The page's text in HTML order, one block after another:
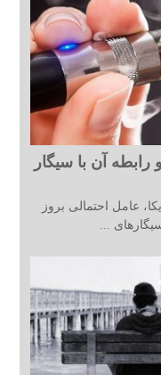
رابطه آن با سیگار
عامل احتمالی بروز